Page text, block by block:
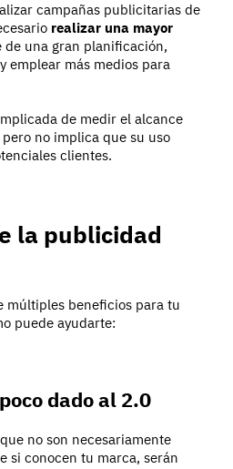
campañas publicitarias de
realizar una mayor
de una gran planificación,
emplear más medios para
de medir el alcance
no implica que su uso
clientes.
la publicidad
múltiples beneficios para tu
puede ayudarte:
dado al 2.0
no son necesariamente
si conocen tu marca, serán